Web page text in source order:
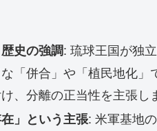
史の強調: 琉球王国が独
「併合」や「植民地化
、分離の正当性を主張し
」という主張: 米軍基地